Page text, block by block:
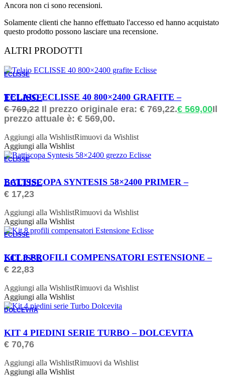
Ancora non ci sono recensioni.
Solamente clienti che hanno effettuato l'accesso ed hanno acquistato
questo prodotto possono lasciare una recensione.
ALTRI PRODOTTI
ECLISSE
ORDINABILE
TELAIO ECLISSE 40 800×2400 GRAFITE – ECLISSE
€769,22 Il prezzo originale era: € 769,22.€ 569,00Il
prezzo attuale è: € 569,00.
Aggiungi alla WishlistRimuovi da Wishlist
Aggiungi alla Wishlist
ECLISSE
ORDINABILE
BATTISCOPA SYNTESIS 58×2400 PRIMER – ECLISSE
€ 17,23
Aggiungi alla WishlistRimuovi da Wishlist
Aggiungi alla Wishlist
ECLISSE
ORDINABILE
KIT 8 PROFILI COMPENSATORI ESTENSIONE – ECLISSE
€ 22,83
Aggiungi alla WishlistRimuovi da Wishlist
Aggiungi alla Wishlist
DOLCEVITA
ORDINABILE
KIT 4 PIEDINI SERIE TURBO – DOLCEVITA
€ 70,76
Aggiungi alla WishlistRimuovi da Wishlist
Aggiungi alla Wishlist